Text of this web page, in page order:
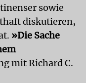
sowie
diskutieren,
»Die Sache
mit Richard C.